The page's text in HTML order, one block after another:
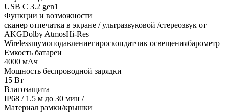
USB C 3.2 gen1
Функции и возможности
сканер отпечатка в экране / ультразвуковой /стереозвук от
AKGDolby AtmosHi-Res
Wirelessшумоподавлениегироскопдатчик освещениябарометр
Емкость батареи
4000 мАч
Мощность беспроводной зарядки
15 Вт
Влагозащита
IP68 / 1.5 м до 30 мин /
Материал рамки/крышки